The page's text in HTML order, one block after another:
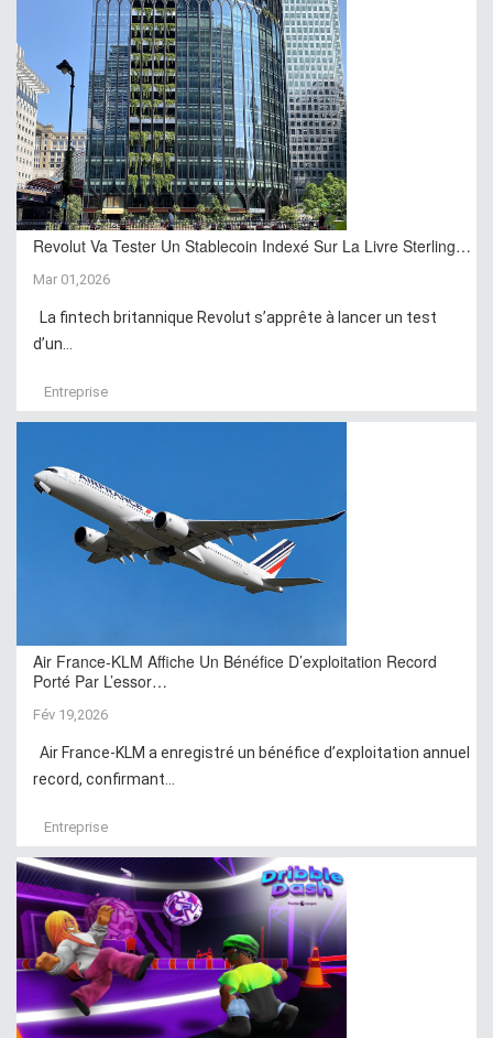
Revolut Va Tester Un Stablecoin Indexé Sur La Livre Sterling…
Mar 01,2026
La fintech britannique Revolut s’apprête à lancer un test
d’un...
Entreprise
Air France-KLM Affiche Un Bénéfice D’exploitation Record
Porté Par L’essor…
Fév 19,2026
Air France-KLM a enregistré un bénéfice d’exploitation annuel
record, confirmant...
Entreprise